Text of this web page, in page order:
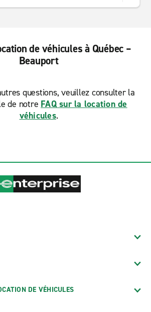
de véhicules à Québec –
Beauport
questions, veuillez consulter la
de notre FAQ sur la location de
véhicules.
DE VÉHICULES